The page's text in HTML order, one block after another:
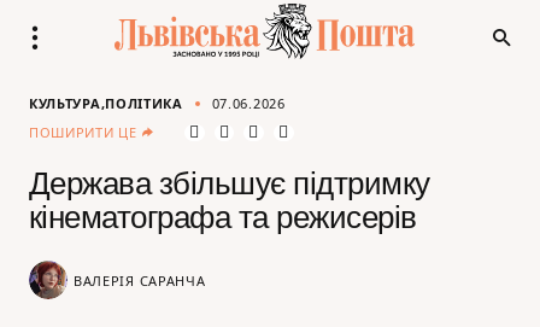
КУЛЬТУРА ПОЛІТИКА
07.06.2026
ПОШИРИТИ ЦЕ
Держава збільшує підтримку
кінематографа та режисерів
ВАЛЕРІЯ САРАНЧА